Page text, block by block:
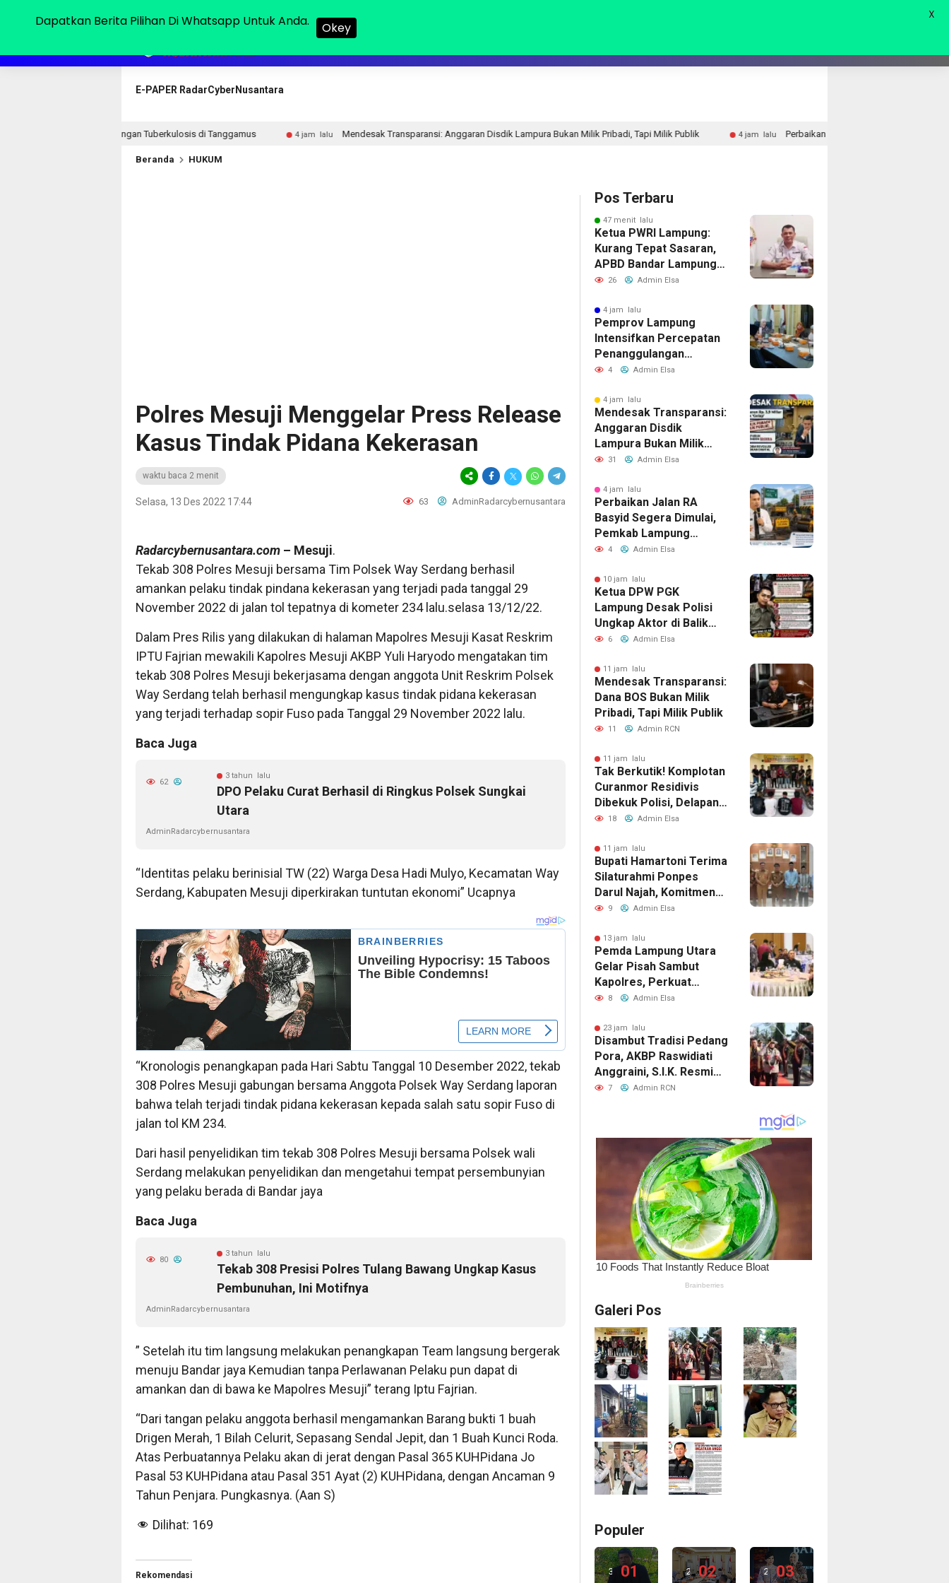
E-PAPER RadarCyberNusantara
Tuberkulosis di Tanggamus 4 jam lalu Mendesak Transparansi: Anggaran Disdik Lampura Bukan Milik Pribadi, Tapi Milik Publik 4 jam lalu Perbaikan Jalan RA Basyid Segera Dimulai, Pemkab Lampung
Beranda HUKUM
Polres Mesuji Menggelar Press Release
Kasus Tindak Pidana Kekerasan
waktu baca 2 menit
Selasa, 13 Des 2022 17:44 63 AdminRadarcybernusantara
Radarcybernusantara.com – Mesuji.
Tekab 308 Polres Mesuji bersama Tim Polsek Way Serdang berhasil
amankan pelaku tindak pindana kekerasan yang terjadi pada tanggal 29
November 2022 di jalan tol tepatnya di kometer 234 lalu.selasa 13/12/22.
Dalam Pres Rilis yang dilakukan di halaman Mapolres Mesuji Kasat Reskrim
IPTU Fajrian mewakili Kapolres Mesuji AKBP Yuli Haryodo mengatakan tim
tekab 308 Polres Mesuji bekerjasama dengan anggota Unit Reskrim Polsek
Way Serdang telah berhasil mengungkap kasus tindak pidana kekerasan
yang terjadi terhadap sopir Fuso pada Tanggal 29 November 2022 lalu.
Baca Juga
3 tahun lalu
DPO Pelaku Curat Berhasil di Ringkus Polsek Sungkai
Utara
62
AdminRadarcybernusantara
“Identitas pelaku berinisial TW (22) Warga Desa Hadi Mulyo, Kecamatan Way
Serdang, Kabupaten Mesuji diperkirakan tuntutan ekonomi” Ucapnya
“Kronologis penangkapan pada Hari Sabtu Tanggal 10 Desember 2022, tekab
308 Polres Mesuji gabungan bersama Anggota Polsek Way Serdang laporan
bahwa telah terjadi tindak pidana kekerasan kepada salah satu sopir Fuso di
jalan tol KM 234.
Dari hasil penyelidikan tim tekab 308 Polres Mesuji bersama Polsek wali
Serdang melakukan penyelidikan dan mengetahui tempat persembunyian
yang pelaku berada di Bandar jaya
Baca Juga
3 tahun lalu
Tekab 308 Presisi Polres Tulang Bawang Ungkap Kasus
Pembunuhan, Ini Motifnya
80
AdminRadarcybernusantara
” Setelah itu tim langsung melakukan penangkapan Team langsung bergerak
menuju Bandar jaya Kemudian tanpa Perlawanan Pelaku pun dapat di
amankan dan di bawa ke Mapolres Mesuji” terang Iptu Fajrian.
“Dari tangan pelaku anggota berhasil mengamankan Barang bukti 1 buah
Drigen Merah, 1 Bilah Celurit, Sepasang Sendal Jepit, dan 1 Buah Kunci Roda.
Atas Perbuatannya Pelaku akan di jerat dengan Pasal 365 KUHPidana Jo
Pasal 53 KUHPidana atau Pasal 351 Ayat (2) KUHPidana, dengan Ancaman 9
Tahun Penjara. Pungkasnya. (Aan S)
Dilihat: 169
Rekomendasi
Pos Terbaru
47 menit lalu
Ketua PWRI Lampung:
Kurang Tepat Sasaran,
APBD Bandar Lampung
Kerap Menuai Sorotan
26 Admin Elsa
4 jam lalu
Pemprov Lampung
Intensifkan Percepatan
Penanggulangan
Tuberkulosis di
4 Admin Elsa
4 jam lalu
Mendesak Transparansi:
Anggaran Disdik
Lampura Bukan Milik
Pribadi, Tapi Milik Publik
31 Admin Elsa
4 jam lalu
Perbaikan Jalan RA
Basyid Segera Dimulai,
Pemkab Lampung
Selatan Pastikan
Aman dan Nyaman
4 Admin Elsa
10 jam lalu
Ketua DPW PGK
Lampung Desak Polisi
Ungkap Aktor di Balik
Kericuhan Aksi Damai
Biarkan Demokrasi
Diintimidasi”
6 Admin Elsa
11 jam lalu
Mendesak Transparansi:
Dana BOS Bukan Milik
Pribadi, Tapi Milik Publik
11 Admin RCN
11 jam lalu
Tak Berkutik! Komplotan
Curanmor Residivis
Dibekuk Polisi, Delapan
Aksi Curanmordi
18 Admin Elsa
11 jam lalu
Bupati Hamartoni Terima
Silaturahmi Ponpes
Darul Najah, Komitmen
Dukung Pendidikan
9 Admin Elsa
13 jam lalu
Pemda Lampung Utara
Gelar Pisah Sambut
Kapolres, Perkuat
Sinergi Jaga Kamtibmas
8 Admin Elsa
23 jam lalu
Disambut Tradisi Pedang
Pora, AKBP Raswidiati
Anggraini, S.I.K. Resmi
Jabat Kapolres Lampung
7 Admin RCN
Galeri Pos
Populer
01
3
02
2
03
2
Dapatkan Berita Pilihan Di Whatsapp Untuk Anda. Okey
X